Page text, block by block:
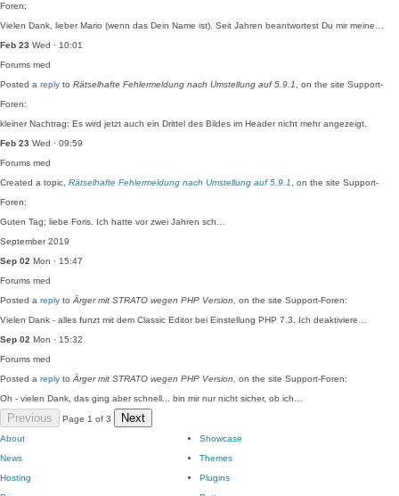
Foren:
Vielen Dank, lieber Mario (wenn das Dein Name ist). Seit Jahren beantwortest Du mir meine…
Feb 23 Wed · 10:01
Forums med
Posted a reply to Rätselhafte Fehlermeldung nach Umstellung auf 5.9.1 , on the site Support-
Foren:
kleiner Nachtrag: Es wird jetzt auch ein Drittel des Bildes im Header nicht mehr angezeigt.
Feb 23 Wed · 09:59
Forums med
Created a topic, Rätselhafte Fehlermeldung nach Umstellung auf 5.9.1 , on the site Support-
Foren:
Guten Tag; liebe Foris. Ich hatte vor zwei Jahren sch…
September 2019
Sep 02 Mon · 15:47
Forums med
Posted a reply to Ärger mit STRATO wegen PHP Version , on the site Support-Foren:
Vielen Dank - alles funzt mit dem Classic Editor bei Einstellung PHP 7.3. Ich deaktiviere…
Sep 02 Mon · 15:32
Forums med
Posted a reply to Ärger mit STRATO wegen PHP Version , on the site Support-Foren:
Oh - vielen Dank, das ging aber schnell... bin mir nur nicht sicher, ob ich…
Previous Page 1 of 3 Next
About
News
Hosting
Showcase
Themes
Plugins